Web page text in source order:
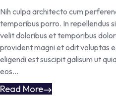
Nih culpa architecto cum
temporibus porro. In repellendus
velit doloribus et temporibus
provident magni et odit voluptas
eligendi est suscipit galisum ut
eos...
Read More